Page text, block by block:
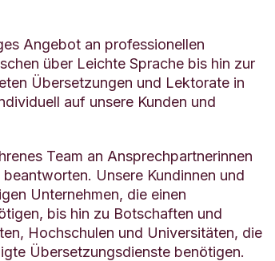
Angebot an professionellen
über Leichte Sprache bis hin zur
Übersetzungen und Lektorate in
auf unsere Kunden und
Team an Ansprechpartnerinnen
Unsere Kundinnen und
Unternehmen, die einen
bis hin zu Botschaften und
Hochschulen und Universitäten, die
Übersetzungsdienste benötigen.